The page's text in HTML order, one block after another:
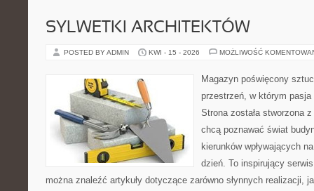
SYLWETKI ARCHITEKTÓW
POSTED BY ADMIN KWI - 15 - 2026 MOŻLIWOŚĆ
Magazyn poświęcony
przestrzeń, w którym
Strona została stworzona
chcą poznawać świat
kierunków wpływających
dzień. To inspirujący
można znaleźć artykuły dotyczące zarówno słynnych realizacji,